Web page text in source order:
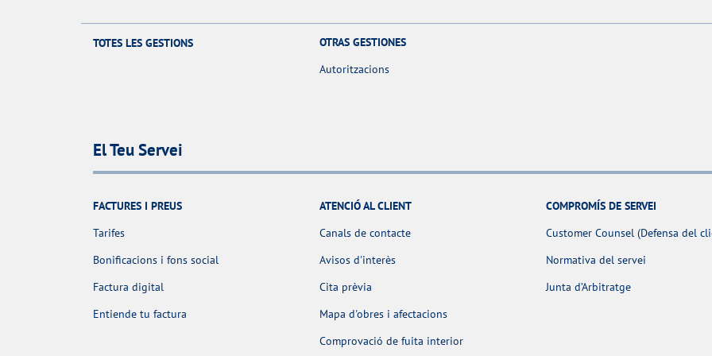
TOTES LES GESTIONS
OTRAS GESTIONES
Autoritzacions
El Teu Servei
FACTURES I PREUS
Tarifes
Bonificacions i fons social
Factura digital
Entiende tu factura
ATENCIÓ AL CLIENT
Canals de contacte
Avisos d'interès
Cita prèvia
Mapa d'obres i afectacions
Comprovació de fuita interior
COMPROMÍS DE SERVEI
Customer Counsel (Defensa del
Normativa del servei
Junta d’Arbitratge